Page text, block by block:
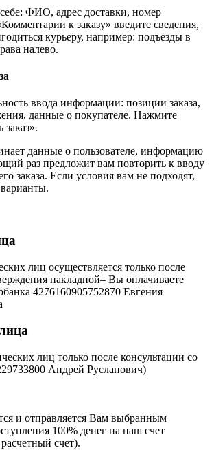
ФИО, адрес доставки, номер
к заказу» введите сведения,
курьеру, например: подъезды в
налево.
ввода информации: позиции заказа,
данные о покупателе. Нажмите
данные о пользователе, информацию
раз предложит вам повторить к вводу
заказа. Если условия вам не подходят,
лиц осуществляется только после
накладной– Вы оплачиваете
4276160905752870 Евгения
лиц только после консультации со
Андрей Русланович)
и отправляется Вам выбранным
100% денег на наш счет
счет).